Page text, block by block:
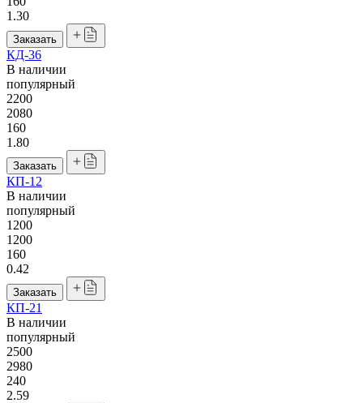
1.30
Заказать
КД-36
В наличии
популярный
2200
2080
160
1.80
Заказать
КП-12
В наличии
популярный
1200
1200
160
0.42
Заказать
КП-21
В наличии
популярный
2500
2980
240
2.59